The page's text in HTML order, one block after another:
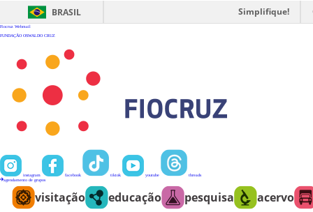
BRASIL Simplifique!
Fiocruz Webmail
FUNDAÇÃO OSWALDO CRUZ
instagram facebook tiktok youtube
threads
agendamento de grupos
visitação educação pesquisa acervo